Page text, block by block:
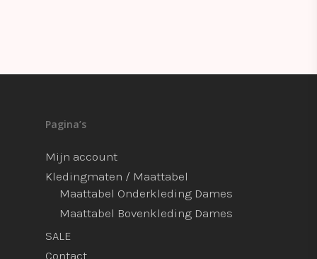
Pagina’s
Mijn account
Kledingmaten / Maattabel
Maattabel Onderkleding Dames
Maattabel Bovenkleding Dames
SALE
Contact